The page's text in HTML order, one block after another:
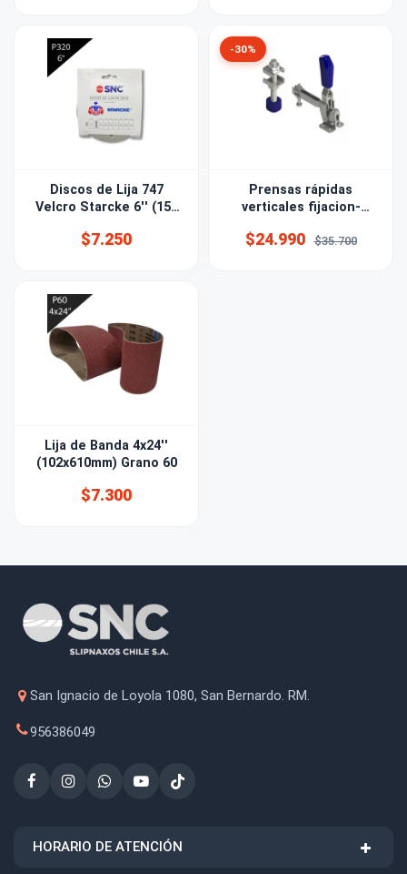
Discos de Lija 747
Velcro Starcke 6'' (150
$7.250
-30%
Prensas rápidas
verticales fijacion-
$24.990 $35.700
Lija de Banda 4x24''
(102x610mm) Grano 60
$7.300
San Ignacio de Loyola 1080, San Bernardo. RM.
956386049
HORARIO DE ATENCIÓN